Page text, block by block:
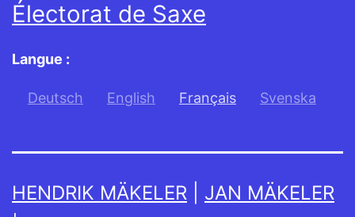
Électorat de Saxe
Langue :
Deutsch English Français Svenska
HENDRIK MÄKELER
JAN MÄKELER